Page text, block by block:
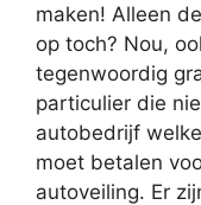
maken! Alleen
op toch? Nou,
tegenwoordig
particulier die
autobedrijf
moet betalen
autoveiling. Er